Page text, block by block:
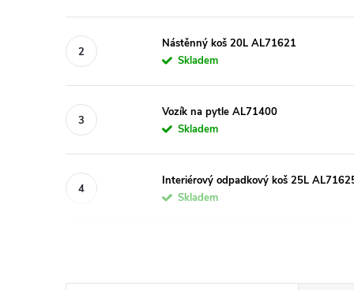
Nástěnný koš 20L AL71621
Skladem
Vozík na pytle AL71400
Skladem
Interiérový odpadkový koš 25L
Skladem